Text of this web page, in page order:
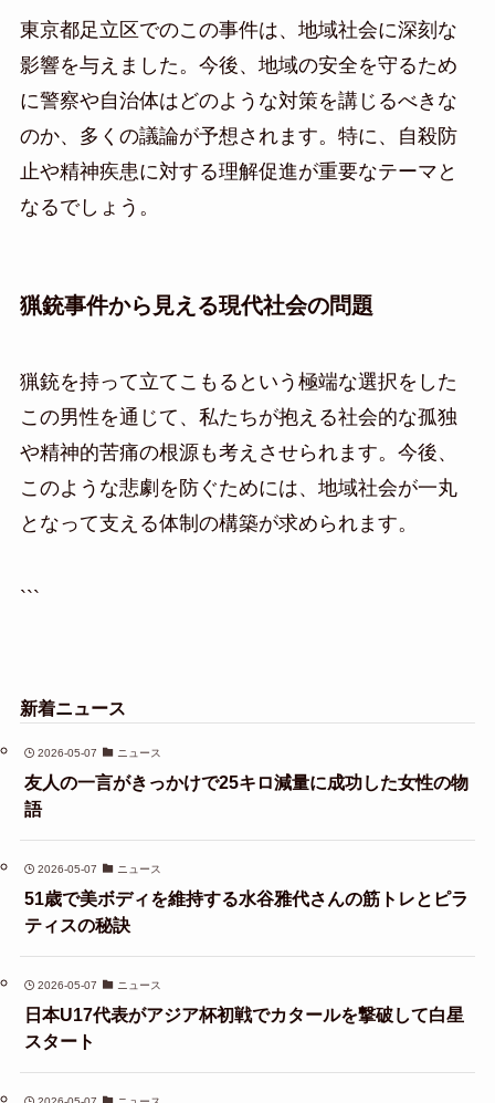
東京都足立区でのこの事件は、地域社会に深刻な
影響を与えました。今後、地域の安全を守るため
に警察や自治体はどのような対策を講じるべきな
のか、多くの議論が予想されます。特に、自殺防
止や精神疾患に対する理解促進が重要なテーマと
なるでしょう。
猟銃事件から見える現代社会の問題
猟銃を持って立てこもるという極端な選択をした
この男性を通じて、私たちが抱える社会的な孤独
や精神的苦痛の根源も考えさせられます。今後、
このような悲劇を防ぐためには、地域社会が一丸
となって支える体制の構築が求められます。
```
新着ニュース
2026-05-07 ニュース
友人の一言がきっかけで25キロ減量に成功した女性の物
語
2026-05-07 ニュース
51歳で美ボディを維持する水谷雅代さんの筋トレとピラ
ティスの秘訣
2026-05-07 ニュース
日本U17代表がアジア杯初戦でカタールを撃破して白星
スタート